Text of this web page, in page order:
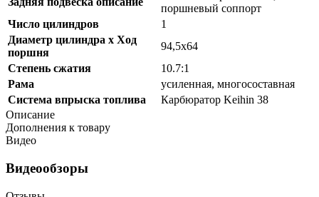
поршневый соппорт
Число цилиндров
1
Диаметр цилиндра x Ход
поршня
94,5x64
Степень сжатия
10.7:1
Рама
усиленная, многосоставная
Система впрыска топлива
Карбюратор Keihin 38
Описание
Дополнения к товару
Видео
Видеообзоры